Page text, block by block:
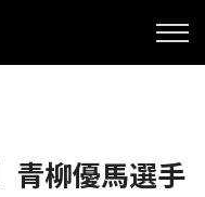
青柳優馬選手